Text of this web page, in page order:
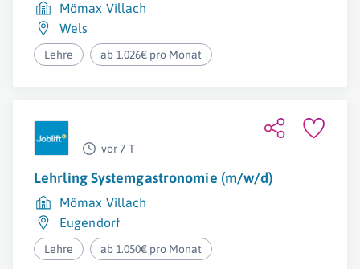
Mömax Villach
Wels
Lehre ab 1.026€ pro Monat
vor 7 T
Lehrling Systemgastronomie (m/w/d)
Mömax Villach
Eugendorf
Lehre ab 1.050€ pro Monat